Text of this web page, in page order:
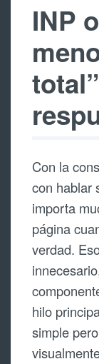
INP
Con la
con hablar
importa
página
verdad.
hilo
simple